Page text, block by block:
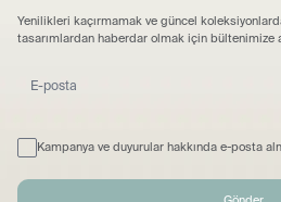
Yenilikleri kaçırmamak ve güncel
tasarımlardan haberdar olmak için bültenimize
Kampanya ve duyurular hakkında e-posta